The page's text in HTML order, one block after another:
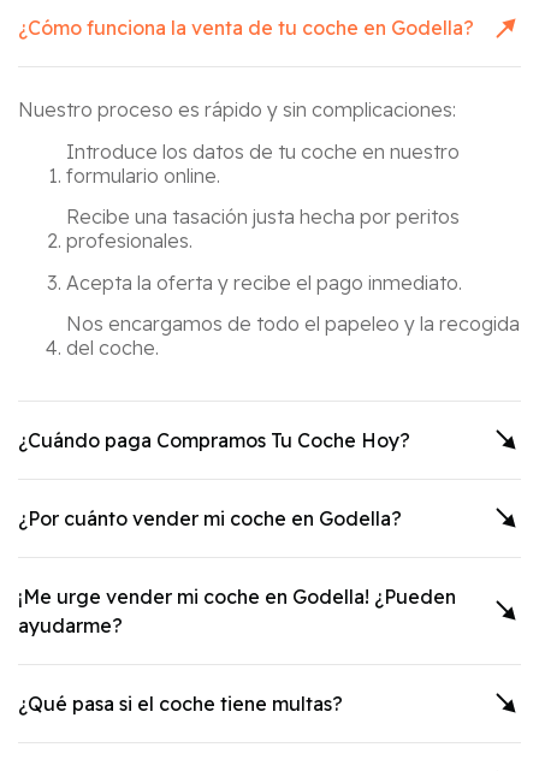
¿Cómo funciona la venta de tu coche en Godella?
Nuestro proceso es rápido y sin complicaciones:
Introduce los datos de tu coche en nuestro
formulario online.
Recibe una tasación justa hecha por peritos
profesionales.
Acepta la oferta y recibe el pago inmediato.
Nos encargamos de todo el papeleo y la recogida
del coche.
¿Cuándo paga Compramos Tu Coche Hoy?
¿Por cuánto vender mi coche en Godella?
¡Me urge vender mi coche en Godella! ¿Pueden
ayudarme?
¿Qué pasa si el coche tiene multas?